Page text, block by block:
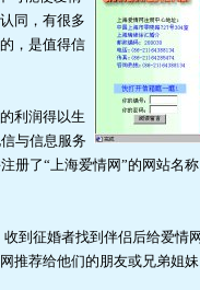
同，有很多
，是值得信
利润得以生
与信息服务
册了“上海爱情网”的网站名
到征婚者找到伴侣后给爱情
推荐给他们的朋友或兄弟姐妹